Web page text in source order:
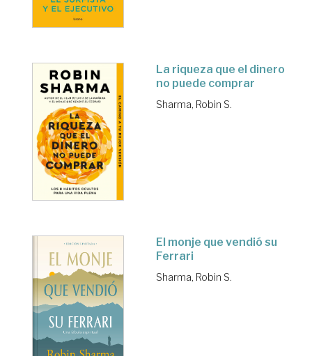
La riqueza que el dinero
no puede comprar
Sharma, Robin S.
El monje que vendió su
Ferrari
Sharma, Robin S.